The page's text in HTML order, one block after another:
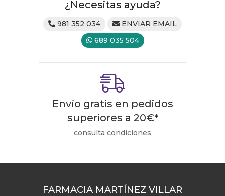
¿Necesitas ayuda?
981 352 034
ENVIAR EMAIL
689 035 504
Envío gratis en pedidos
superiores a 20€*
consulta condiciones
FARMACIA MARTÍNEZ VILLAR